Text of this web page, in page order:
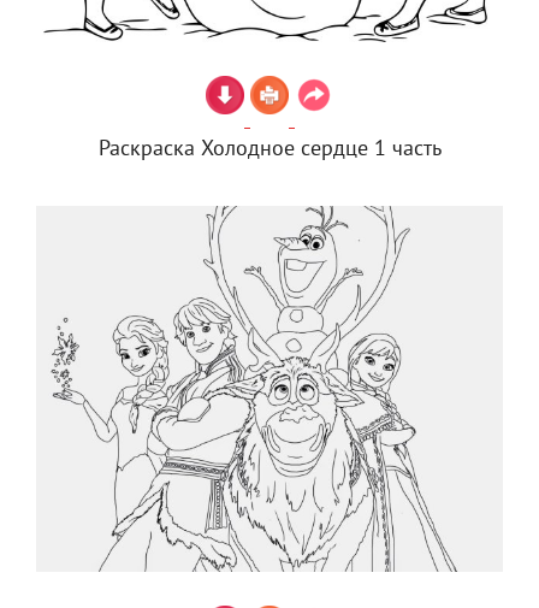
Раскраска Холодное сердце 1 часть